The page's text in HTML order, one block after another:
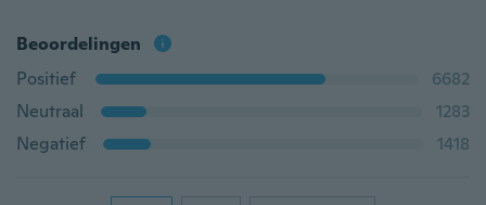
Beoordelingen
Positief
6682
Neutraal
1283
Negatief
1418